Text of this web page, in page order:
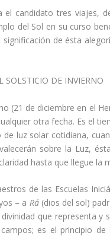
el candidato tres viajes,
del Sol en su curso
de ésta
SOLSTICIO DE INVIERNO
(21 de diciembre en el
otra fecha. Es el
luz solar cotidiana,
sobre la Luz,
hasta que llegue la
de las Escuelas
– a Rá(dios del sol)
que representa
es el principio